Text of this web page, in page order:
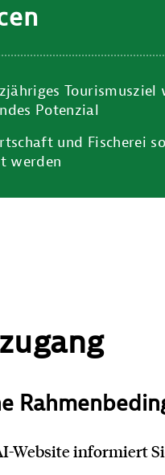
Tourismusziel
Potenzial
und Fischerei
werden
Website informiert